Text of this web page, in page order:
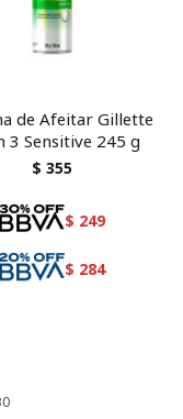
de Afeitar Gillette
3 Sensitive 245 g
$ 355
$ 249
$ 284